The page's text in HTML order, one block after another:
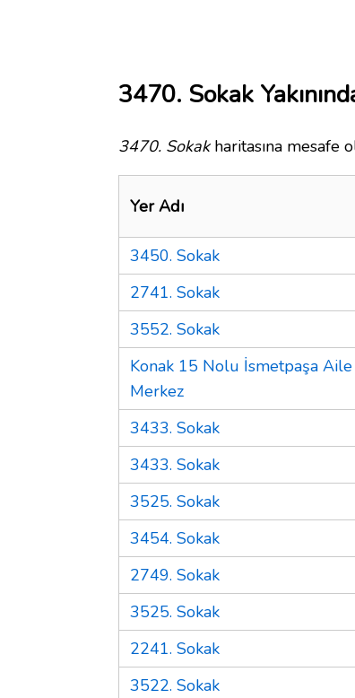
3470. Sokak
3470. Sokakharitasına mesafe
Yer Adı
3450. Sokak
2741. Sokak
3552. Sokak
Konak 15 Nolu İsmetpaşa Aile
Merkez
3433. Sokak
3433. Sokak
3525. Sokak
3454. Sokak
2749. Sokak
3525. Sokak
2241. Sokak
3522. Sokak